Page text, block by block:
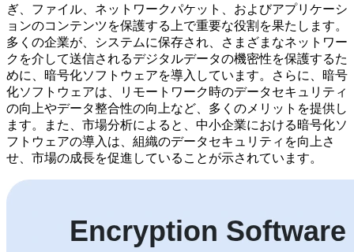
ぎ、ファイル、ネットワークパケット、およびアプリケーシ
ョンのコンテンツを保護する上で重要な役割を果たします。
多くの企業が、システムに保存され、さまざまなネットワー
クを介して送信されるデジタルデータの機密性を保護するた
めに、暗号化ソフトウェアを導入しています。さらに、暗号
化ソフトウェアは、リモートワーク時のデータセキュリティ
の向上やデータ整合性の向上など、多くのメリットを提供し
ます。また、市場分析によると、中小企業における暗号化ソ
フトウェアの導入は、組織のデータセキュリティを向上さ
せ、市場の成長を促進していることが示されています。